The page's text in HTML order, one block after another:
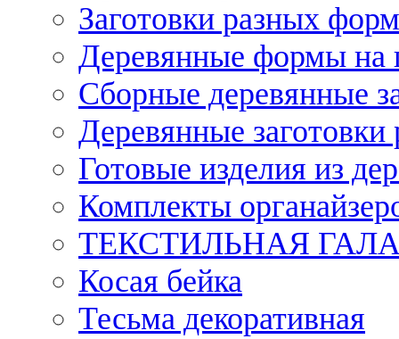
Заготовки разных
Деревянные формы на
Сборные деревянные
Деревянные заготовки
Готовые изделия из
Комплекты
ТЕКСТИЛЬНАЯ
Косая бейка
Тесьма декоративная